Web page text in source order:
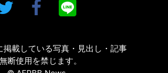
掲載している写真・見出し・記事
断使用を禁じます。